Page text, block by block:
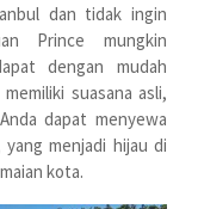
dan tidak ingin
Prince mungkin
dengan mudah
suasana asli,
dapat menyewa
menjadi hijau di
kota.